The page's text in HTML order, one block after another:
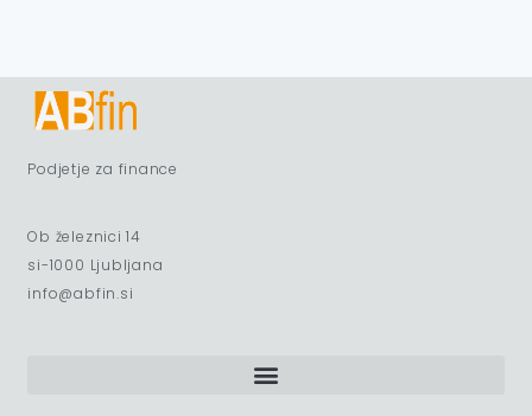
Podjetje za finance
Ob železnici 14
si-1000 Ljubljana
info@abfin.si